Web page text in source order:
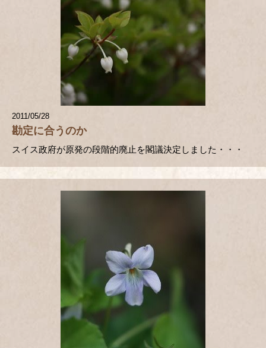
2011/05/28
勘定に合うのか
スイス政府が原発の段階的廃止を閣議決定しました・・・